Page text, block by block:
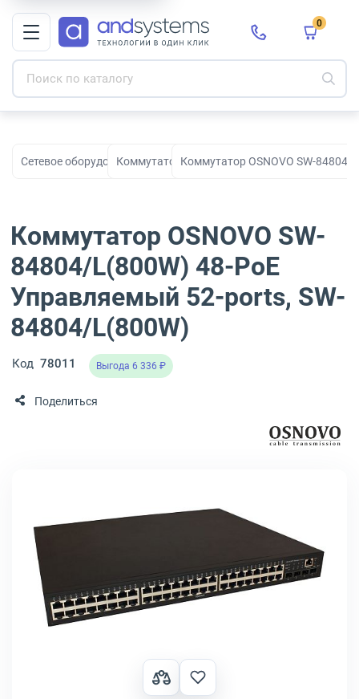
0
Сетевое оборудованиеКоммутаторыКоммутатор OSNOVO SW-
Коммутатор OSNOVO SW-
84804/L(800W) 48-PoE
Управляемый 52-ports, SW-
84804/L(800W)
Код 78011 Выгода 6 336 ₽
Поделиться